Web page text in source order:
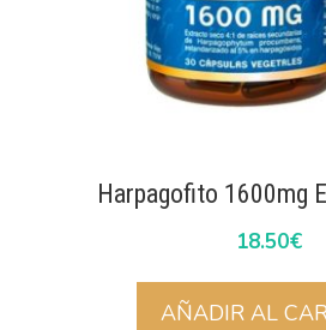
Harpagofito 1600mg
18.50€
AÑADIR AL